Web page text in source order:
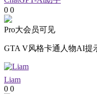
0 0
Pro大会员可见
GTA V风格卡通人物AI提
Liam
0 0